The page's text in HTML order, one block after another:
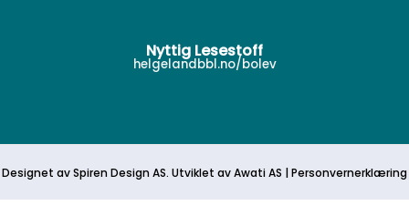
Nyttig Lesestoff
helgelandbbl.no/bolev
Designet avSpiren Design AS. Utviklet avAwatiAS |Personvernerklæring